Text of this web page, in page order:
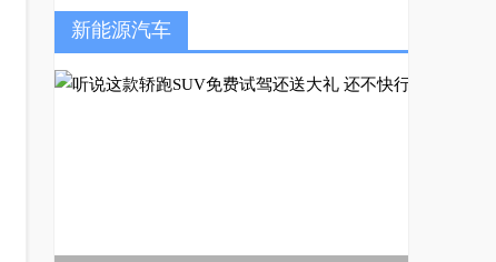
新能源汽车